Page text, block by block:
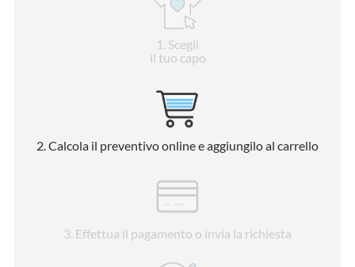
1 . Scegli
il tuo capo
2. Calcola il preventivo online e aggiungilo al carrello
3. Effettua il pagamento o invia la richiesta